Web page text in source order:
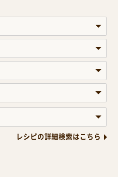
レシピの詳細検索はこちら